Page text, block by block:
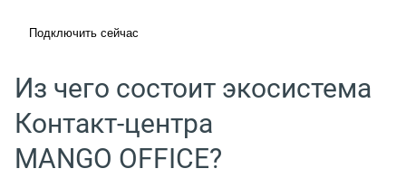
Подключить сейчас
Из чего состоит экосистема
Контакт-центра
MANGO OFFICE?